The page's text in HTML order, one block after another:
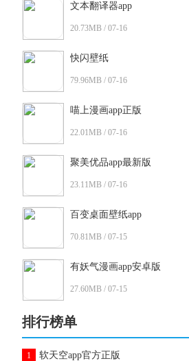
文本翻译器app
20.73MB / 07-16
快闪壁纸
79.96MB / 07-16
喵上漫画app正版
22.01MB / 07-16
聚美优品app最新版
23.11MB / 07-16
百变桌面壁纸app
70.81MB / 07-15
有妖气漫画app安卓版
27.60MB / 07-15
排行榜单
1
软天空app官方正版